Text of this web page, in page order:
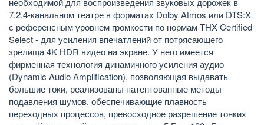
7.2.4-канальном театре в форматах Dolby Atmos или DTS:X
с референсным уровнем громкости по нормам THX Certified
Select - для усиления впечатлений от потрясающего
зрелища 4K HDR видео на экране. У него имеется
фирменная технология динамичного усиления аудио
(Dynamic Audio Amplification), позволяющая выдавать
большие токи, реализованы патентованные методы
подавления шумов, обеспечивающие плавность
переходных процессов, превосходное разрешение тонких